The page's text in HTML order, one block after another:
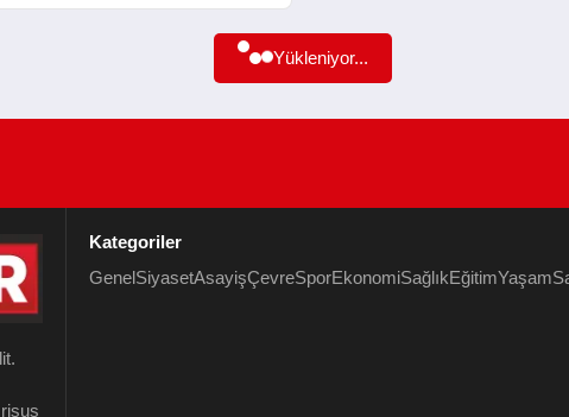
Yükleniyor...
Kategoriler
GenelSiyasetAsayişÇevreSporEkonomiSağlıkEğitimYaşam